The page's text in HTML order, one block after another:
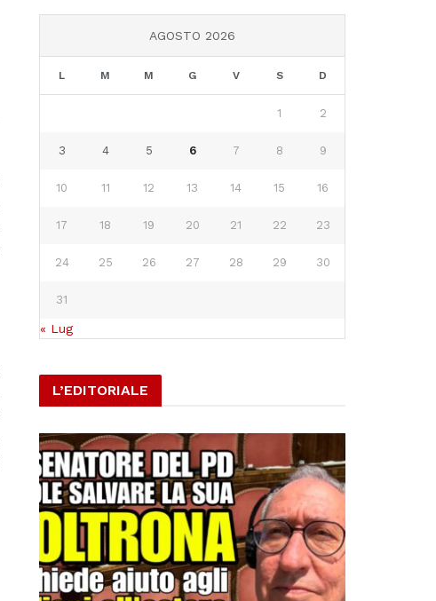
AGOSTO 2026
L M M G V S D
1 2
3 4 5 6 7 8 9
10 11 12 13 14 15 16
17 18 19 20 21 22 23
24 25 26 27 28 29 30
31
« Lug
L’EDITORIALE